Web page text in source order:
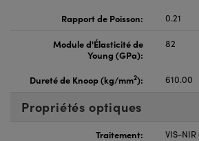
Rapport de Poisson:
0.21
Module d'Élasticité de
Young (GPa):
82
Dureté de Knoop (kg/mm2): 610.00
Propriétés optiques
Traitement:
VIS-